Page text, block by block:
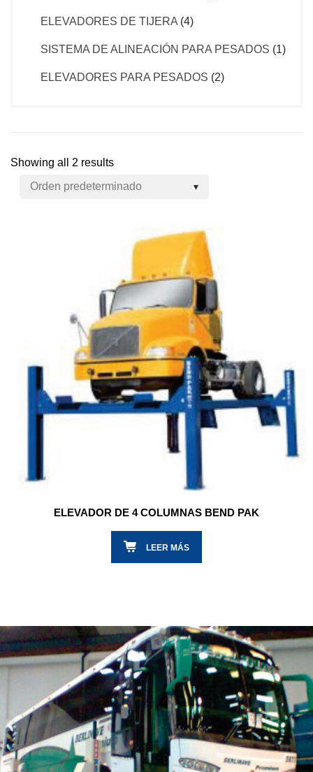
ELEVADORES DE TIJERA (4)
SISTEMA DE ALINEACIÓN PARA PESADOS (1)
ELEVADORES PARA PESADOS (2)
Showing all 2 results
ELEVADOR DE 4 COLUMNAS BEND PAK
LEER MÁS